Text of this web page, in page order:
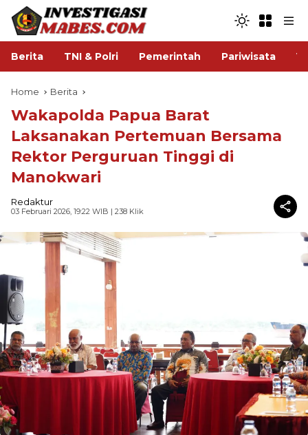
Berita TNI & Polri Pemerintah Pariwisata
Home Berita
Wakapolda Papua Barat
Laksanakan Pertemuan Bersama
Rektor Perguruan Tinggi di
Manokwari
Redaktur
03 Februari 2026, 19:22 WIB | 238 Klik